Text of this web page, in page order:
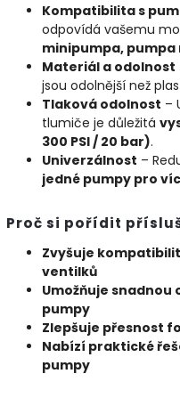
Kompatibilita s
odpovídá vašemu
minipumpa, pumpa
Materiál a odolnost
jsou odolnější než
Tlaková odolnost –
tlumiče je důležitá
300 PSI / 20 bar).
Univerzálnost –
jedné pumpy pro
Proč si pořídit
Zvyšuje
ventilků
Umožňuje
pumpy
Zlepšuje přesnost
Nabízí praktické
pumpy